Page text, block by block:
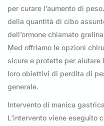
per curare l’aumento di
della quantità di cibo
dell’ormone chiamato
Med offriamo le opzioni
sicure e protette per
loro obiettivi di perdita di
generale.
Intervento di manica
L’intervento viene eseguito